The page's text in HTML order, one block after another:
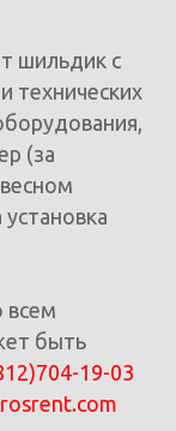
шильдик с
технических
(за
всем
быть
19-03